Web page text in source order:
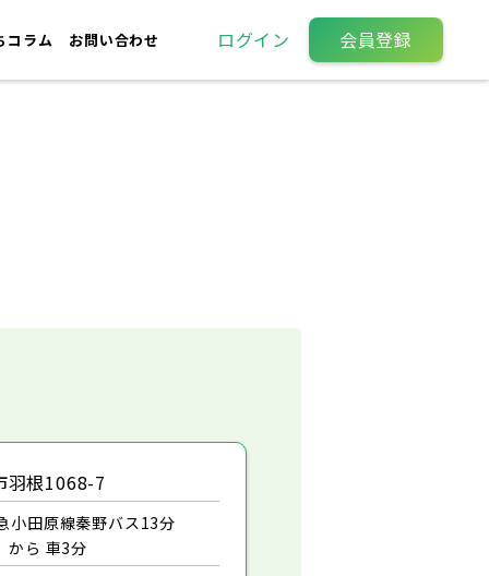
コラム お問い合わせ ログイン 会員登録
羽根1068-7
小田原線秦野バス13分
から 車3分